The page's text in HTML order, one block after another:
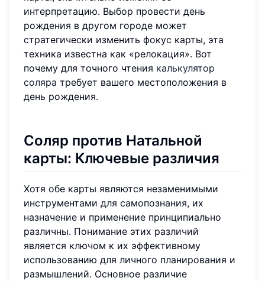
интерпретацию. Выбор провести день
рождения в другом городе может
стратегически изменить фокус карты, эта
техника известна как «релокация». Вот
почему для точного чтения калькулятор
соляра требует вашего местоположения в
день рождения.
Соляр против Натальной
карты: Ключевые различия
Хотя обе карты являются незаменимыми
инструментами для самопознания, их
назначение и применение принципиально
различны. Понимание этих различий
является ключом к их эффективному
использованию для личного планирования и
размышлений. Основное различие